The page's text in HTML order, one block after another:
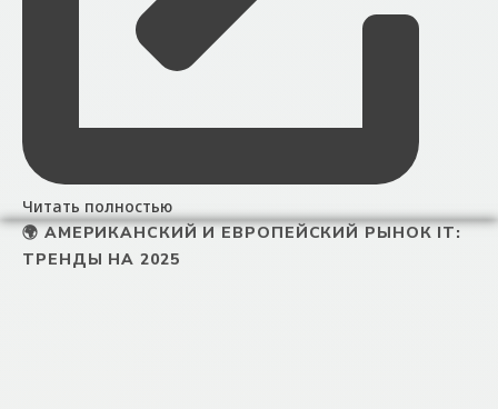
Читать полностью
🌍 АМЕРИКАНСКИЙ И ЕВРОПЕЙСКИЙ РЫНОК IT:
ТРЕНДЫ НА 2025